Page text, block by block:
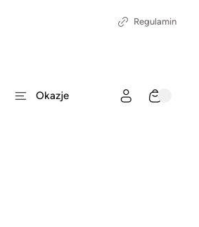
Regulamin
Okazje